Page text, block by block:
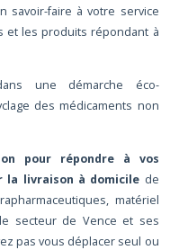
savoir-faire à votre service
et les produits répondant à
une démarche éco-
des médicaments non
pour répondre à vos
la livraison à domicile de
matériel
secteur de Vence et ses
pas vous déplacer seul ou